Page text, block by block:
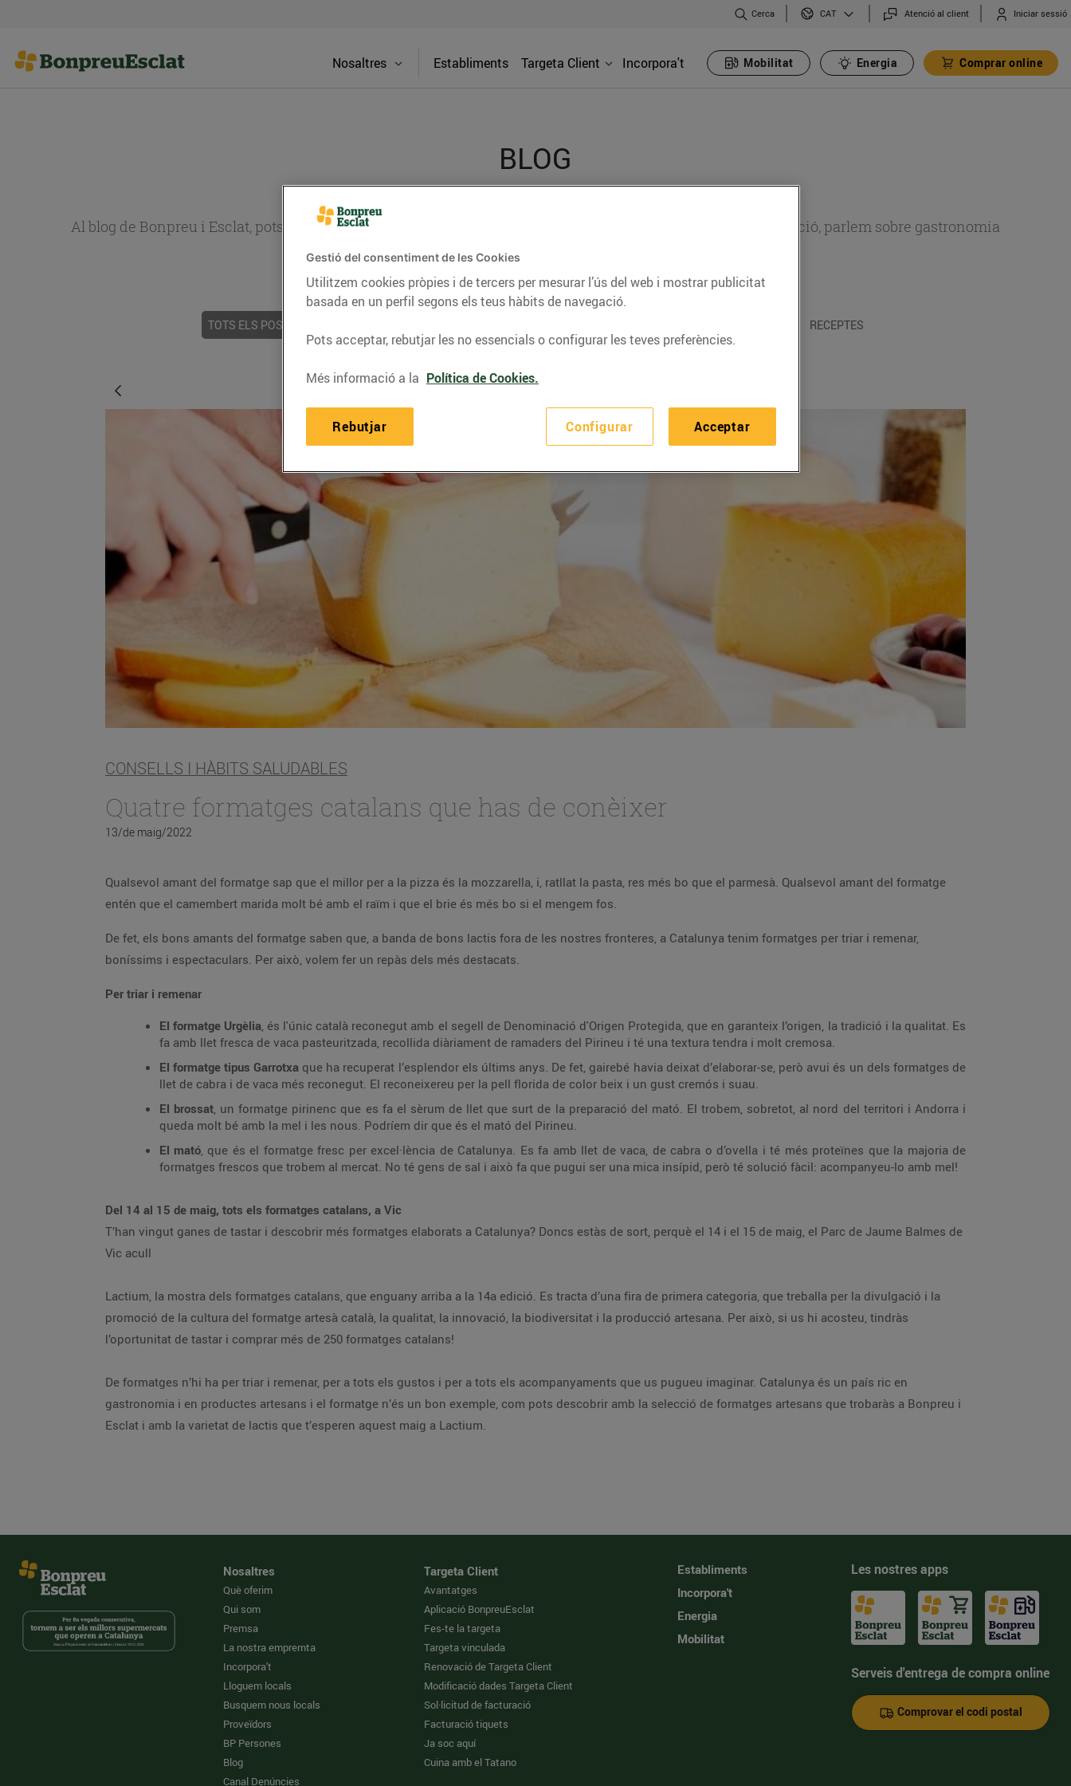
Cerca CAT Atenció al client Iniciar sessió
Nosaltres Establiments Targeta Client Incorpora't Mobilitat Energia Comprar online
BLOG
Al blog de Bonpreu i Esclat, pots trobar receptes, consells nutricionals, informació d’actualitat sobre alimentació, parlem sobre gastronomia
del nostre territori i molts altres temes.
TOTS ELS POSTS RECEPTES
CONSELLS I HÀBITS SALUDABLES
Quatre formatges catalans que has de conèixer
13/de maig/2022
Qualsevol amant del formatge sap que el millor per a la pizza és la mozzarella, i, ratllat la pasta, res més bo que el parmesà. Qualsevol amant del formatge
entén que el camembert marida molt bé amb el raïm i que el brie és més bo si el mengem fos.
De fet, els bons amants del formatge saben que, a banda de bons lactis fora de les nostres fronteres, a Catalunya tenim formatges per triar i remenar,
boníssims i espectaculars. Per això, volem fer un repàs dels més destacats.
Per triar i remenar
El formatge Urgèlia, és l'únic català reconegut amb el segell de Denominació d'Origen Protegida, que en garanteix l’origen, la tradició i la qualitat. Es
fa amb llet fresca de vaca pasteuritzada, recollida diàriament de ramaders del Pirineu i té una textura tendra i molt cremosa.
El formatge tipus Garrotxa que ha recuperat l’esplendor els últims anys. De fet, gairebé havia deixat d’elaborar-se, però avui és un dels formatges de
llet de cabra i de vaca més reconegut. El reconeixereu per la pell florida de color beix i un gust cremós i suau.
El brossat, un formatge pirinenc que es fa el sèrum de llet que surt de la preparació del mató. El trobem, sobretot, al nord del territori i Andorra i
queda molt bé amb la mel i les nous. Podríem dir que és el mató del Pirineu.
El mató, que és el formatge fresc per excel·lència de Catalunya. Es fa amb llet de vaca, de cabra o d’ovella i té més proteïnes que la majoria de
formatges frescos que trobem al mercat. No té gens de sal i això fa que pugui ser una mica insípid, però té solució fàcil: acompanyeu-lo amb mel!
Del 14 al 15 de maig, tots els formatges catalans, a Vic
T’han vingut ganes de tastar i descobrir més formatges elaborats a Catalunya? Doncs estàs de sort, perquè el 14 i el 15 de maig, el Parc de Jaume Balmes de
Vic acull
Lactium, la mostra dels formatges catalans, que enguany arriba a la 14a edició. Es tracta d’una fira de primera categoria, que treballa per la divulgació i la
promoció de la cultura del formatge artesà català, la qualitat, la innovació, la biodiversitat i la producció artesana. Per això, si us hi acosteu, tindràs
l’oportunitat de tastar i comprar més de 250 formatges catalans!
De formatges n’hi ha per triar i remenar, per a tots els gustos i per a tots els acompanyaments que us pugueu imaginar. Catalunya és un país ric en
gastronomia i en productes artesans i el formatge n’és un bon exemple, com pots descobrir amb la selecció de formatges artesans que trobaràs a Bonpreu i
Esclat i amb la varietat de lactis que t’esperen aquest maig a Lactium.
Nosaltres
Què oferim
Qui som
Premsa
La nostra empremta
Incorpora't
Lloguem locals
Busquem nous locals
Proveïdors
BP Persones
Blog
Canal Denúncies
Targeta Client
Avantatges
Aplicació BonpreuEsclat
Fes-te la targeta
Targeta vinculada
Renovació de Targeta Client
Modificació dades Targeta Client
Sol·licitud de facturació
Facturació tiquets
Ja soc aquí
Cuina amb el Tatano
Establiments
Incorpora't
Energia
Mobilitat
Les nostres apps
Serveis d'entrega de compra online
Comprovar el codi postal
Gestió del consentiment de les Cookies
Utilitzem cookies pròpies i de tercers per mesurar l’ús del web i mostrar publicitat
basada en un perfil segons els teus hàbits de navegació.
Pots acceptar, rebutjar les no essencials o configurar les teves preferències.
Més informació a la Política de Cookies.
Configurar
Rebutjar Acceptar